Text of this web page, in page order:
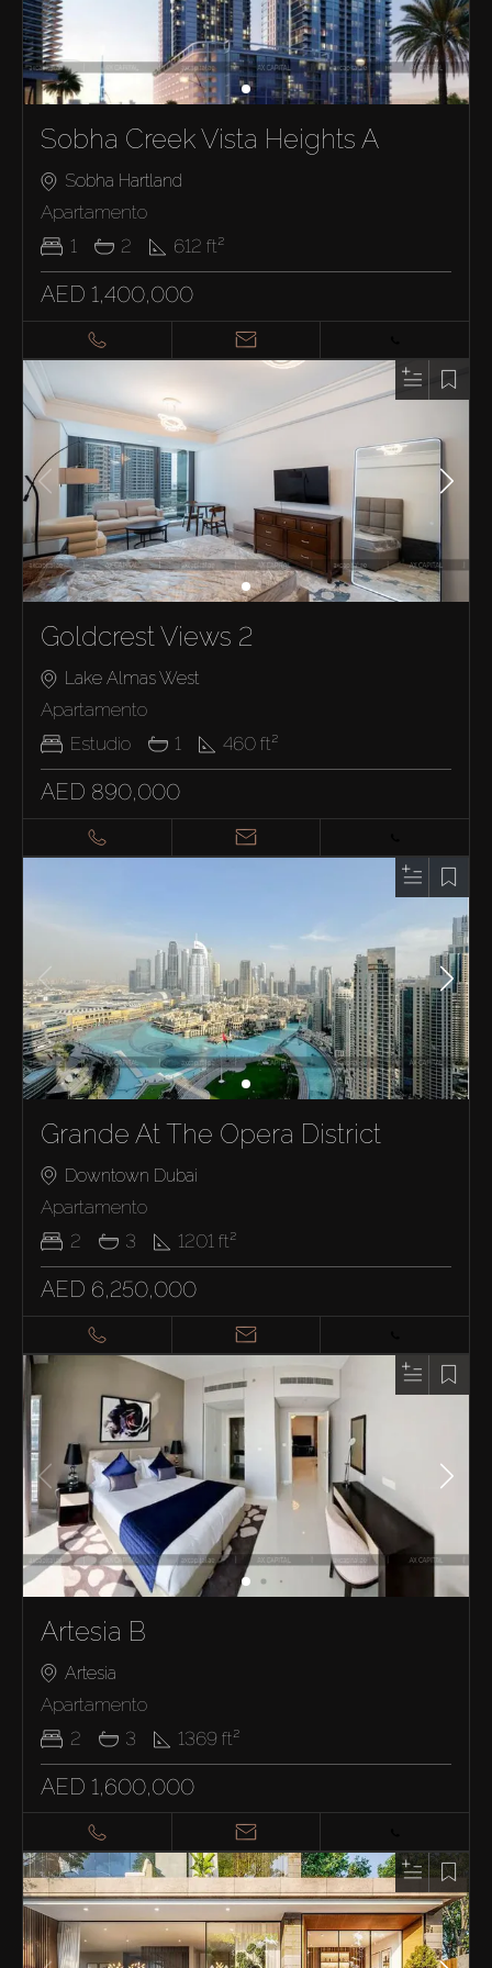
Sobha Creek Vista Heights A
Sobha Hartland
Apartamento
1
2 612 ft²
AED 1,400,000
Goldcrest Views 2
Lake Almas West
Apartamento
Estudio
1 460 ft²
AED 890,000
Grande At The Opera District
Downtown Dubai
Apartamento
2
3 1201 ft²
AED 6,250,000
Artesia B
Artesia
Apartamento
2
3 1369 ft²
AED 1,600,000